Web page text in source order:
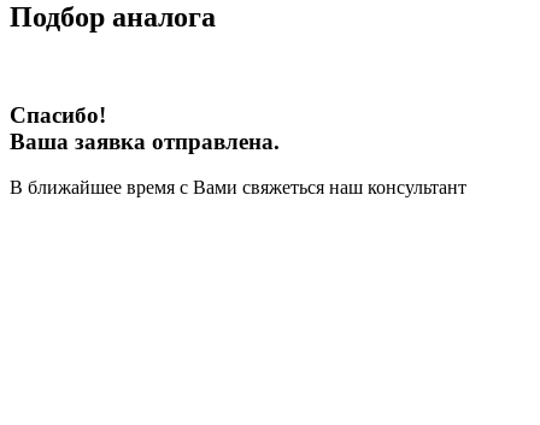
Подбор аналога
Спасибо!
Ваша заявка отправлена.
В ближайшее время с Вами свяжеться наш консультант